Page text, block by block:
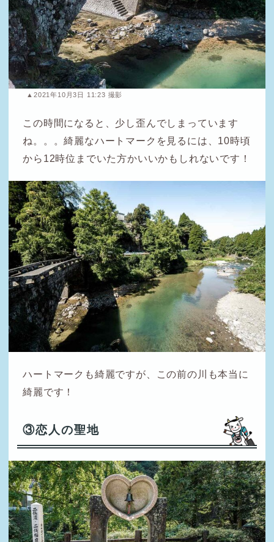
▲2021年10月3日 11:23 撮影
この時間になると、少し歪んでしまっています
ね。。。綺麗なハートマークを見るには、10時頃
から12時位までいた方かいいかもしれないです！
ハートマークも綺麗ですが、この前の川も本当に
綺麗です！
③恋人の聖地